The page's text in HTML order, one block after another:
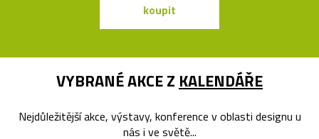
koupit
VYBRANÉ AKCE Z KALENDÁŘE
Nejdůležitější akce, výstavy, konference v oblasti designu u
nás i ve světě...